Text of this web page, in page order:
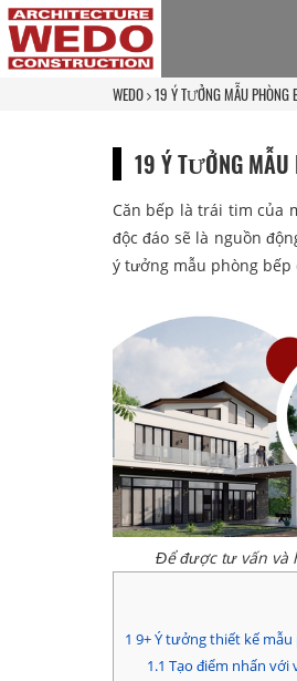
WEDO 19 Ý TƯỞNG MẪU PHÒNG
19 Ý TƯỞNG MẪU
Căn bếp là trái tim của
độc đáo sẽ là nguồn
ý tưởng mẫu phòng bếp
Để được tư vấn và
1 9+ Ý tưởng thiết kế
1.1 Tạo điểm nhấn với